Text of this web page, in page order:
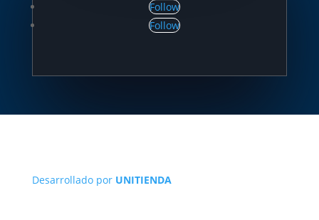
Follow
Follow
Desarrollado por UNITIENDA